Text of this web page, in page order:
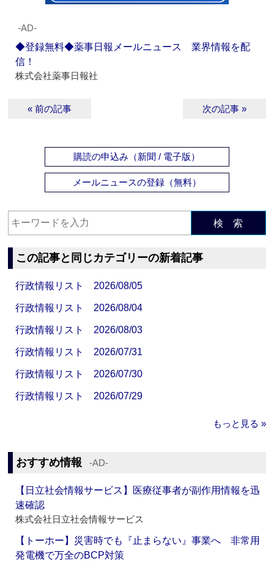
‐AD‐
◆登録無料◆薬事日報メールニュース 業界情報を配
信！
株式会社薬事日報社
« 前の記事 次の記事 »
購読の申込み（新聞 / 電子版）
メールニュースの登録（無料）
検 索
この記事と同じカテゴリーの新着記事
行政情報リスト 2026/08/05
行政情報リスト 2026/08/04
行政情報リスト 2026/08/03
行政情報リスト 2026/07/31
行政情報リスト 2026/07/30
行政情報リスト 2026/07/29
もっと見る »
おすすめ情報 ‐AD‐
【日立社会情報サービス】医療従事者が副作用情報を迅
速確認
株式会社日立社会情報サービス
【トーホー】災害時でも『止まらない』事業へ 非常用
発電機で万全のBCP対策